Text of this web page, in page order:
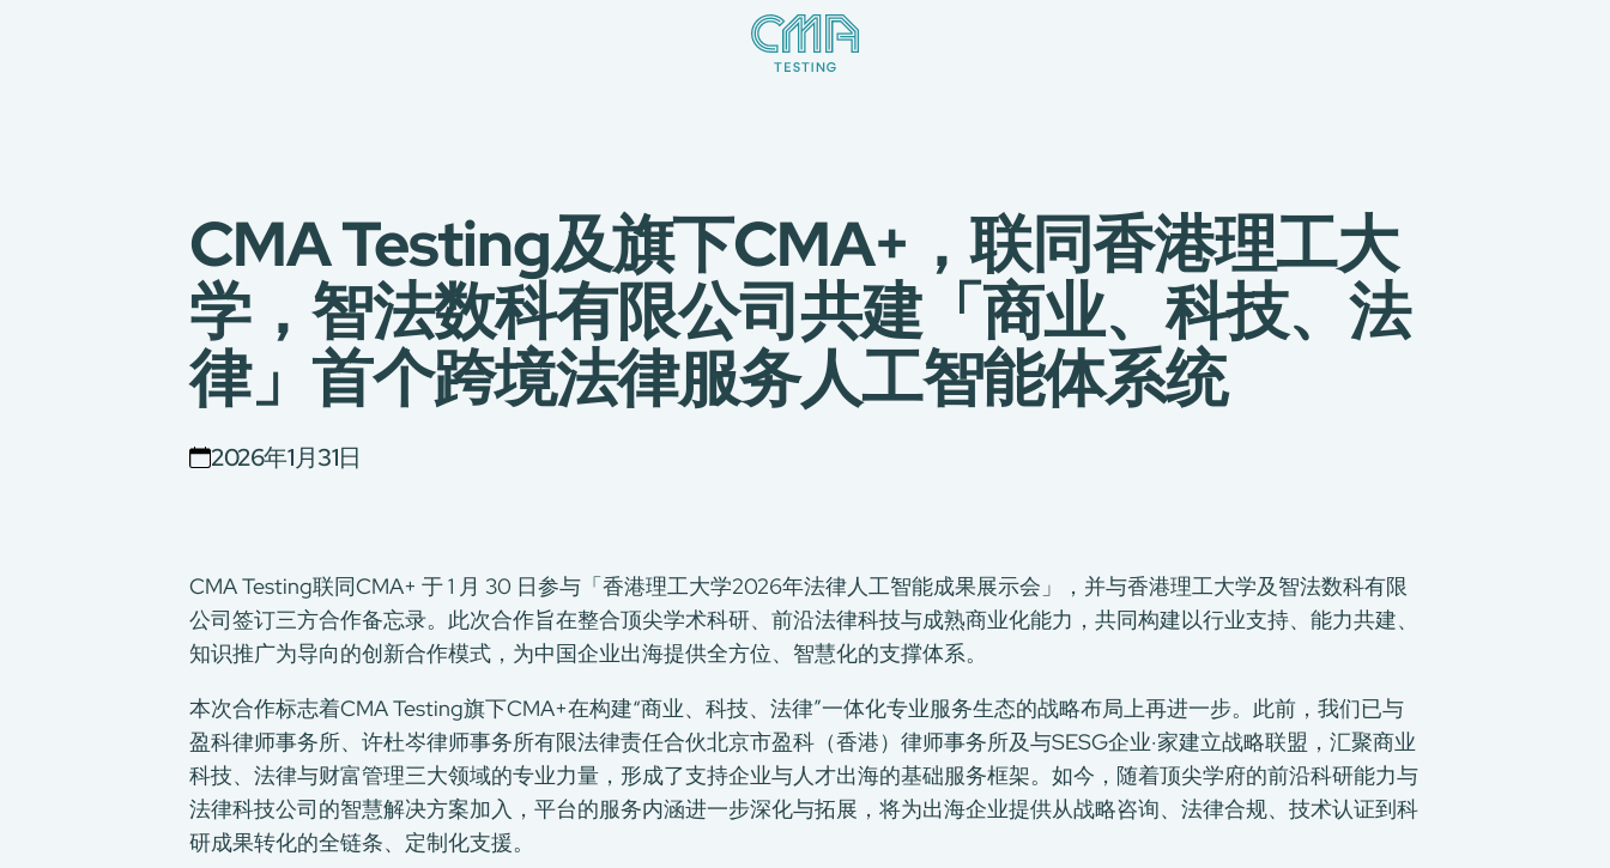
CMA Testing及旗下CMA+，联同香港理工大
学，智法数科有限公司共建「商业、科技、法
律」首个跨境法律服务人工智能体系统
2026年1月31日
CMA Testing联同CMA+ 于 1 月 30 日参与「香港理工大学2026年法律人工智能成果展示会」，并与香港理工大学及智法数科有限
公司签订三方合作备忘录。此次合作旨在整合顶尖学术科研、前沿法律科技与成熟商业化能力，共同构建以行业支持、能力共建、
知识推广为导向的创新合作模式，为中国企业出海提供全方位、智慧化的支撑体系。
本次合作标志着CMA Testing旗下CMA+在构建“商业、科技、法律”一体化专业服务生态的战略布局上再进一步。此前，我们已与
盈科律师事务所、许杜岑律师事务所有限法律责任合伙北京市盈科（香港）律师事务所及与SESG企业·家建立战略联盟，汇聚商业
科技、法律与财富管理三大领域的专业力量，形成了支持企业与人才出海的基础服务框架。如今，随着顶尖学府的前沿科研能力与
法律科技公司的智慧解决方案加入，平台的服务内涵进一步深化与拓展，将为出海企业提供从战略咨询、法律合规、技术认证到科
研成果转化的全链条、定制化支援。